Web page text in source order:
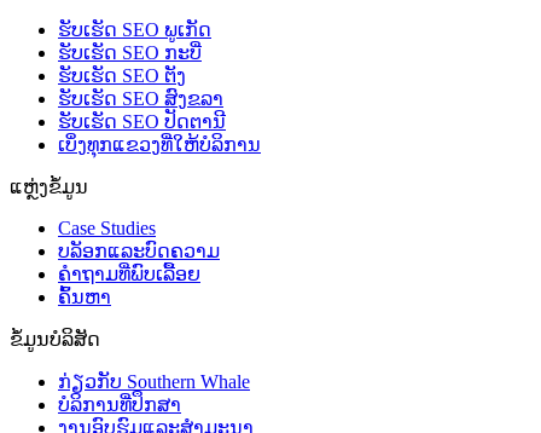
ຮັບເຮັດ SEO ພູເກັດ
ຮັບເຮັດ SEO ກະບີ່
ຮັບເຮັດ SEO ຕັງ
ຮັບເຮັດ SEO ສົງຂລາ
ຮັບເຮັດ SEO ປັດຕານີ
ເບິ່ງທຸກແຂວງທີ່ໃຫ້ບໍລິການ
ແຫຼ່ງຂໍ້ມູນ
Case Studies
ບລັອກແລະບົດຄວາມ
ຄຳຖາມທີ່ພົບເລື້ອຍ
ຄົ້ນຫາ
ຂໍ້ມູນບໍລິສັດ
ກ່ຽວກັບ Southern Whale
ບໍລິການທີ່ປຶກສາ
ງານອົບຮົມແລະສຳມະນາ